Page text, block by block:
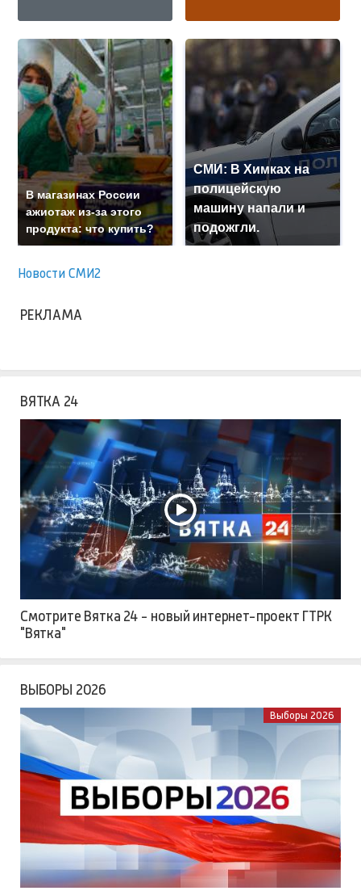
В магазинах России
ажиотаж из-за этого
продукта: что купить?
СМИ: В Химках на
полицейскую
машину напали и
подожгли.
Новости СМИ2
РЕКЛАМА
ВЯТКА 24
Смотрите Вятка 24 - новый интернет-проект ГТРК
"Вятка"
ВЫБОРЫ 2026
Выборы 2026